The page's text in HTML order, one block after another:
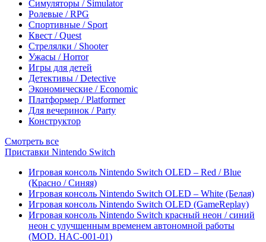
Симуляторы / Simulator
Ролевые / RPG
Спортивные / Sport
Квест / Quest
Стрелялки / Shooter
Ужасы / Horror
Игры для детей
Детективы / Detective
Экономические / Economic
Платформер / Platformer
Для вечеринок / Party
Конструктор
Смотреть все
Приставки Nintendo Switch
Игровая консоль Nintendo Switch OLED – Red / Blue
(Красно / Синяя)
Игровая консоль Nintendo Switch OLED – White (Белая)
Игровая консоль Nintendo Switch OLED (GameReplay)
Игровая консоль Nintendo Switch красный неон / синий
неон с улучшенным временем автономной работы
(MOD. HAC-001-01)